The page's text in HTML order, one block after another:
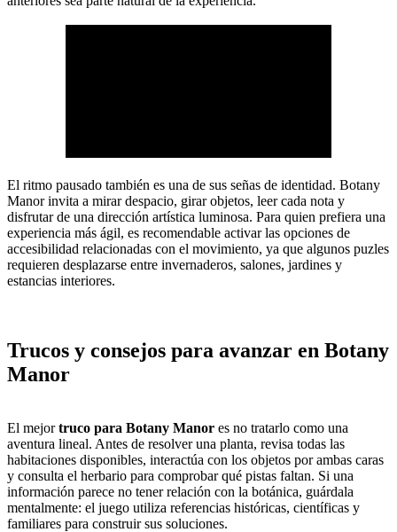
El ritmo pausado también es una de sus señas de identidad. Botany
Manor invita a mirar despacio, girar objetos, leer cada nota y
disfrutar de una dirección artística luminosa. Para quien prefiera una
experiencia más ágil, es recomendable activar las opciones de
accesibilidad relacionadas con el movimiento, ya que algunos puzles
requieren desplazarse entre invernaderos, salones, jardines y
estancias interiores.
Trucos y consejos para avanzar en Botany
Manor
El mejortruco para Botany Manor es no tratarlo como una
aventura lineal. Antes de resolver una planta, revisa todas las
habitaciones disponibles, interactúa con los objetos por ambas caras
y consulta el herbario para comprobar qué pistas faltan. Si una
información parece no tener relación con la botánica, guárdala
mentalmente: el juego utiliza referencias históricas, científicas y
familiares para construir sus soluciones.